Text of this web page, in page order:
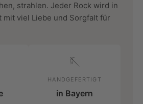
strahlen. Jeder Rock wird in
mit viel Liebe und Sorgfalt für
🪡
HANDGEFERTIGT
in Bayern